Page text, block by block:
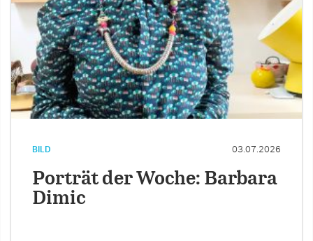
BILD 03.07.2026
Porträt der Woche: Barbara
Dimic